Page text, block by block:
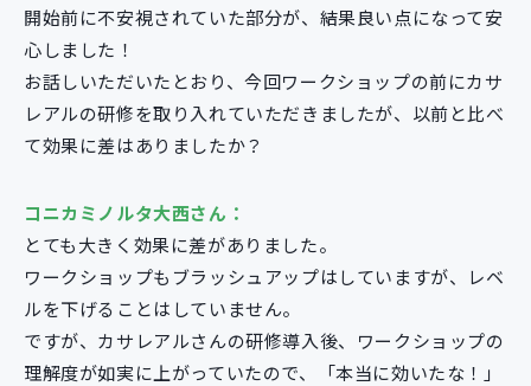
開始前に不安視されていた部分が、結果良い点になって安
心しました！
お話しいただいたとおり、今回ワークショップの前にカサ
レアルの研修を取り入れていただきましたが、以前と比べ
て効果に差はありましたか？
コニカミノルタ大西さん：
とても大きく効果に差がありました。
ワークショップもブラッシュアップはしていますが、レベ
ルを下げることはしていません。
ですが、カサレアルさんの研修導入後、ワークショップの
理解度が如実に上がっていたので、「本当に効いたな！」